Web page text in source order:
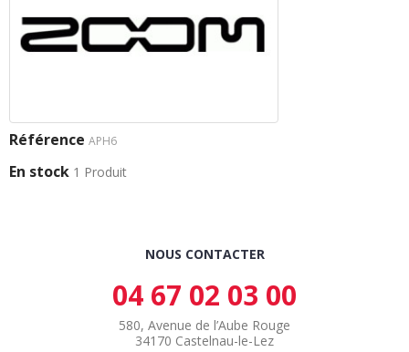
Référence APH6
En stock 1 Produit
NOUS CONTACTER
04 67 02 03 00
580, Avenue de l’Aube Rouge
34170 Castelnau-le-Lez